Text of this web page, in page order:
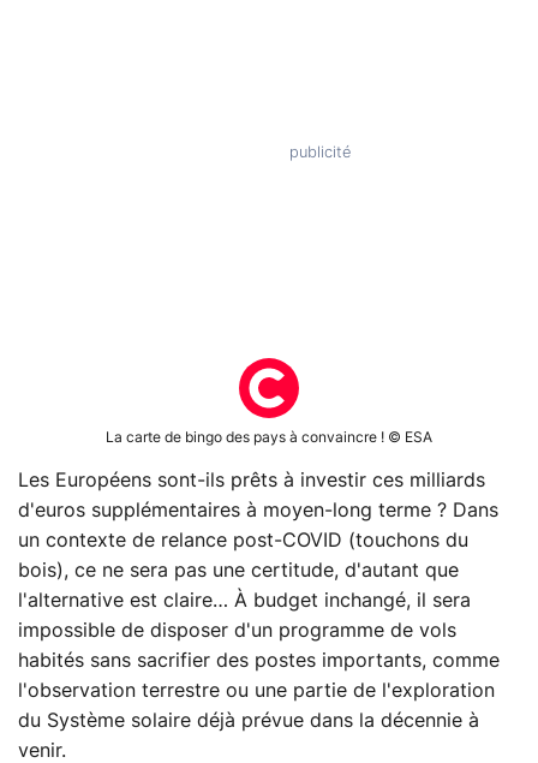
La carte de bingo des pays à convaincre ! © ESA
Les Européens sont-ils prêts à investir ces milliards
d'euros supplémentaires à moyen-long terme ? Dans
un contexte de relance post-COVID (touchons du
bois), ce ne sera pas une certitude, d'autant que
l'alternative est claire… À budget inchangé, il sera
impossible de disposer d'un programme de vols
habités sans sacrifier des postes importants, comme
l'observation terrestre ou une partie de l'exploration
du Système solaire déjà prévue dans la décennie à
venir.